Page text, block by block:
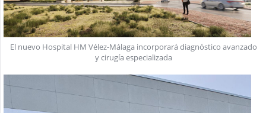
El nuevo Hospital HM Vélez-Málaga incorporará diagnóstico avanzado
y cirugía especializada